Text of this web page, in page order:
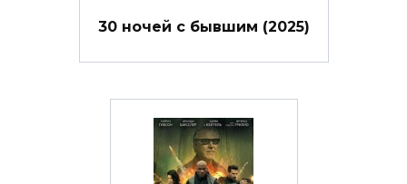
30 ночей с бывшим (2025)